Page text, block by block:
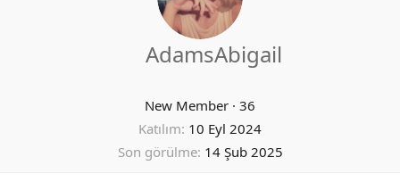
AdamsAbigail
New Member · 36
Katılım 10 Eyl 2024
Son görülme 14 Şub 2025